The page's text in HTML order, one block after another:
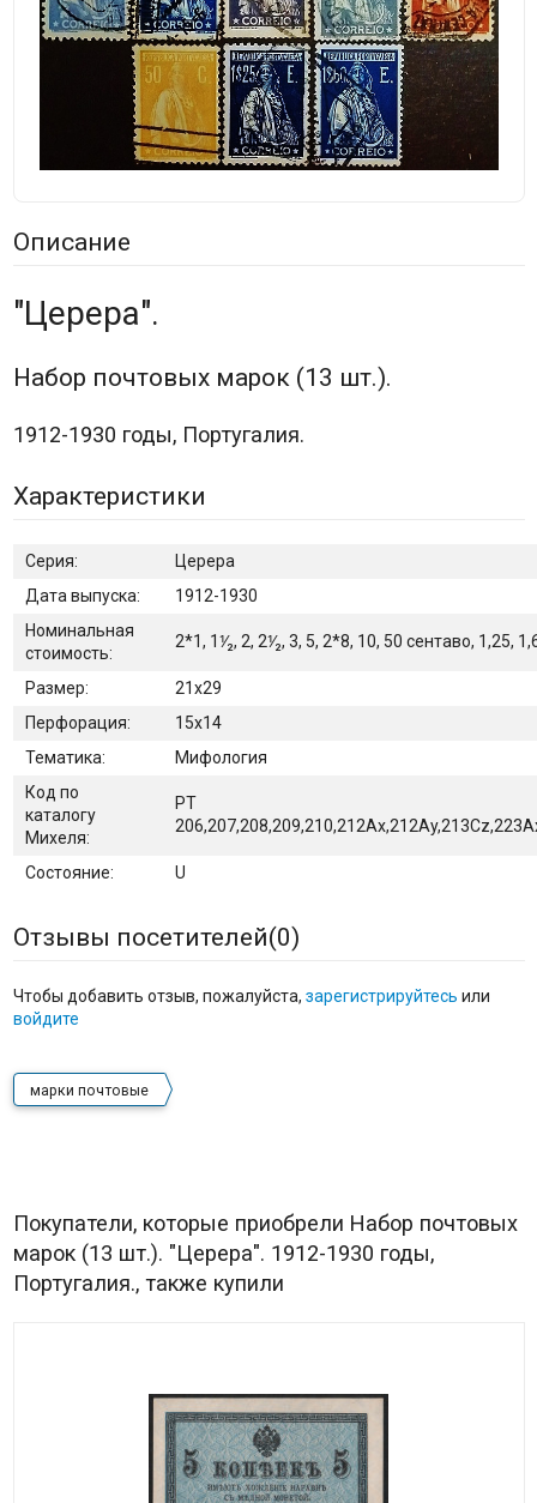
Описание
"Церера".
Набор почтовых марок (13 шт.).
1912-1930 годы, Португалия.
Характеристики
Серия:
Церера
Дата выпуска:
1912-1930
Номинальная
стоимость:
2*1, 1⅟₂, 2, 2⅟₂, 3, 5, 2*8, 10, 50 сентаво, 1,25,
Размер:
21х29
Перфорация:
15х14
Тематика:
Мифология
Код по
каталогу
Михеля:
PT
Состояние: U
Отзывы посетителей(0)
Чтобы добавить отзыв, пожалуйста, зарегистрируйтесь или
войдите
марки почтовые
Покупатели, которые приобрели Набор почтовых
марок (13 шт.). "Церера". 1912-1930 годы,
Португалия., также купили